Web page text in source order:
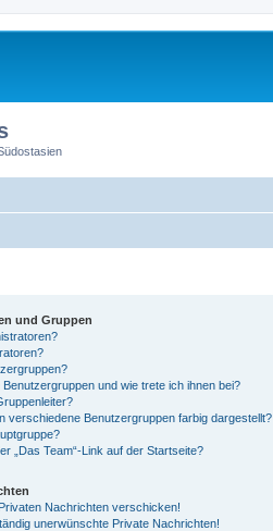
und Gruppen
Benutzergruppen und wie trete ich ihnen bei?
verschiedene Benutzergruppen farbig dargestellt?
„Das Team“-Link auf der Startseite?
Nachrichten verschicken!
unerwünschte Private Nachrichten!